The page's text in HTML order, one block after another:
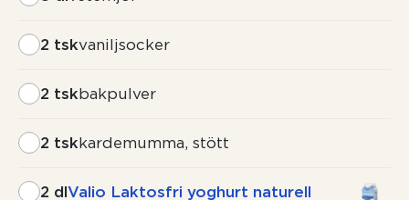
2 tskvaniljsocker
2 tskbakpulver
2 tskkardemumma, stött
2 dlValio Laktosfri yoghurt naturell